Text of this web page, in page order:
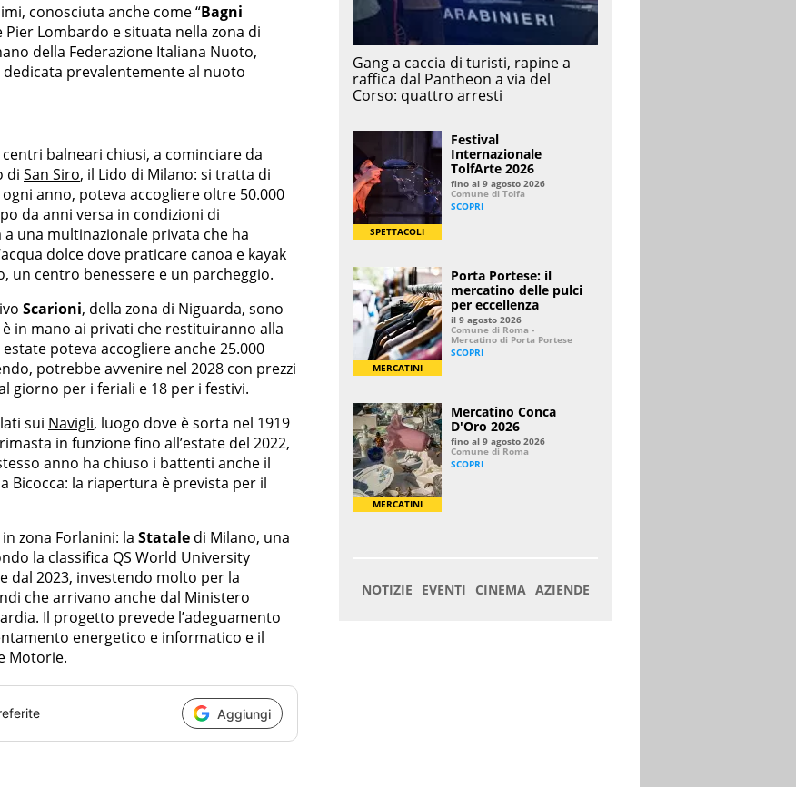
conosciuta anche come “Bagni
Pier Lombardo e situata nella zona di
della Federazione Italiana Nuoto,
prevalentemente al nuoto
balneari chiusi, a cominciare da
di San Siro, il Lido di Milano: si tratta di
anno, poteva accogliere oltre 50.000
da anni versa in condizioni di
una multinazionale privata che ha
dolce dove praticare canoa e kayak
un centro benessere e un parcheggio.
Scarioni, della zona di Niguarda, sono
in mano ai privati che restituiranno alla
poteva accogliere anche 25.000
potrebbe avvenire nel 2028 con prezzi
giorno per i feriali e 18 per i festivi.
sui Navigli, luogo dove è sorta nel 1919
in funzione fino all’estate del 2022,
anno ha chiuso i battenti anche il
Bicocca: la riapertura è prevista per il
zona Forlanini: la Statale di Milano, una
la classifica QS World University
dal 2023, investendo molto per la
che arrivano anche dal Ministero
Il progetto prevede l’adeguamento
energetico e informatico e il
Motorie.
Aggiungi